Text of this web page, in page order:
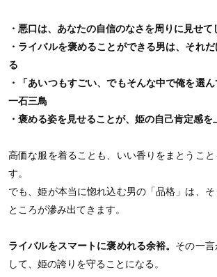
・悪口は、あなたの自信のなさを周りに見せて
・ライバルを褒めることができる男は、それ
る
・「あいつもすごい、でもそんな中で俺を選
一石三鳥
・褒める姿を見せることが、姫の自己肯定感を
高価な服を着ることも、いい香りをまとうこ
す。
でも、姫が本当に惚れ込む男の「品格」は、
ところが滲み出てきます。
ライバルをスマートに褒めれる余裕。 その一
して、姫の誇りを守ることになる。